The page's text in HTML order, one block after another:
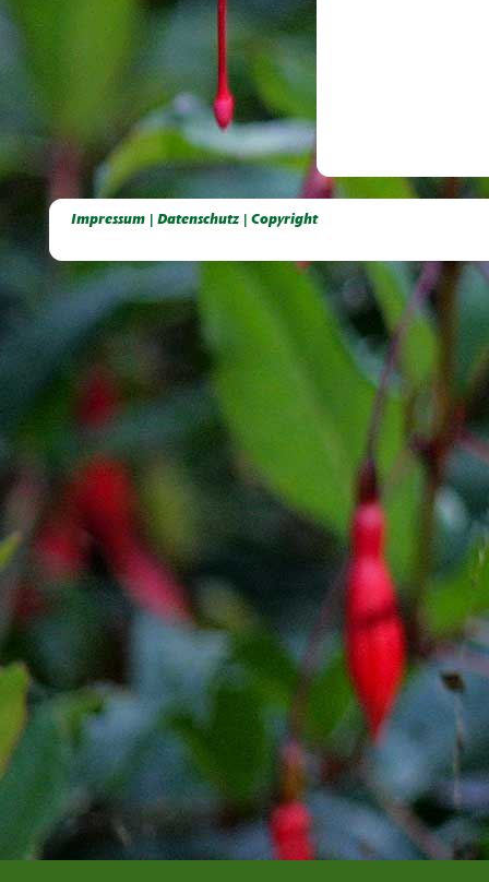
Impressum | Datenschutz | Copyright